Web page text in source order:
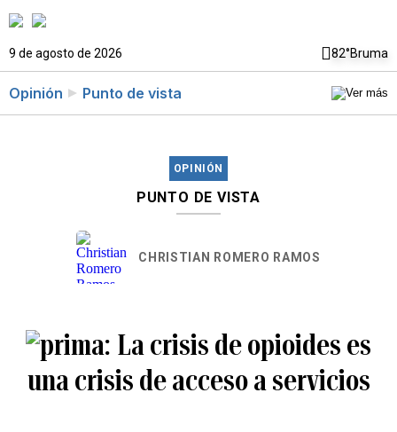
9 de agosto de 2026 82°Bruma
Opinión Punto de vista
OPINIÓN
PUNTO DE VISTA
CHRISTIAN ROMERO RAMOS
La crisis de opioides es
una crisis de acceso a servicios